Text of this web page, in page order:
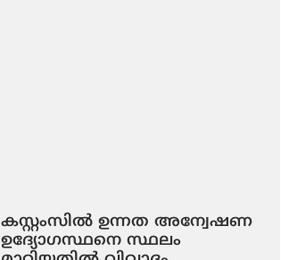
കസ്റ്റംസിൽ ഉന്നത അന്വേഷണ
ഉദ്യോഗസ്ഥനെ സ്ഥലം